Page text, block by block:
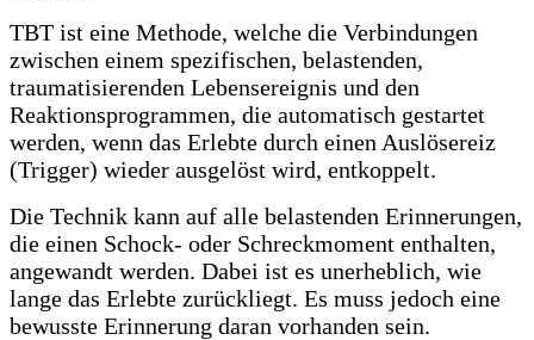
TBT ist eine Methode, welche die Verbindungen
zwischen einem spezifischen, belastenden,
traumatisierenden Lebensereignis und den
Reaktionsprogrammen, die automatisch gestartet
werden, wenn das Erlebte durch einen Auslösereiz
(Trigger) wieder ausgelöst wird, entkoppelt.
Die Technik kann auf alle belastenden Erinnerungen,
die einen Schock- oder Schreckmoment enthalten,
angewandt werden. Dabei ist es unerheblich, wie
lange das Erlebte zurückliegt. Es muss jedoch eine
bewusste Erinnerung daran vorhanden sein.